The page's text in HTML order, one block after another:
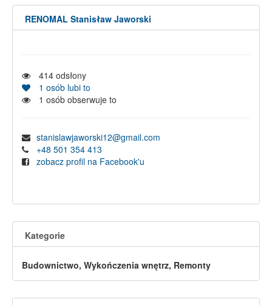
RENOMAL Stanisław Jaworski
414 odsłony
1 osób lubi to
1 osób obserwuje to
stanislawjaworski12@gmail.com
+48 501 354 413
zobacz profil na Facebook'u
Kategorie
Budownictwo, Wykończenia wnętrz, Remonty